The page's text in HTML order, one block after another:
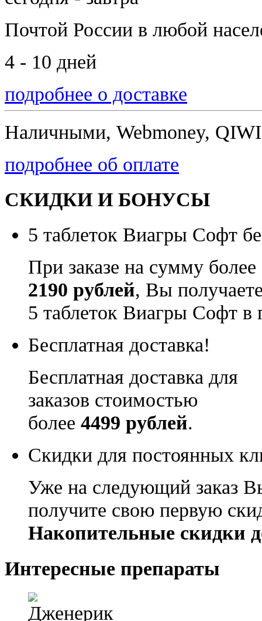
Почтой России в любой
4 - 10 дней
подробнее о доставке
Наличными, Webmoney,
подробнее об оплате
СКИДКИ И БОНУСЫ
5 таблеток Виагры Софт
При заказе на сумму более
2190 рублей, Вы
5 таблеток Виагры Софт в
Бесплатная доставка!
Бесплатная доставка для
заказов стоимостью
более 4499 рублей.
Скидки для постоянных
Уже на следующий заказ
получите свою первую
Накопительные скидки
Интересные препараты